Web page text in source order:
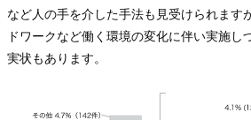
など人の手を介した手法も見受けられます
ドワークなど働く環境の変化に伴い実施し
実状もあります。